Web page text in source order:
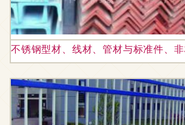
不锈钢型材、线材、管材与标准件、